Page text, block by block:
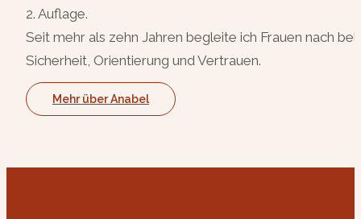
2. Auflage.
Seit mehr als zehn Jahren begleite ich Frauen nach
Sicherheit, Orientierung und Vertrauen.
Mehr über Anabel